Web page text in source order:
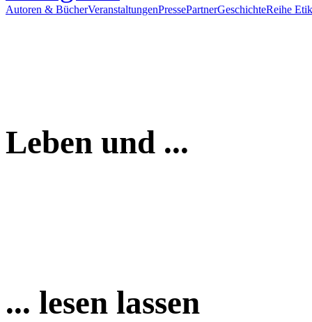
Autoren & BücherVeranstaltungenPressePartnerGeschichteReihe
Leben und ...
... lesen lassen